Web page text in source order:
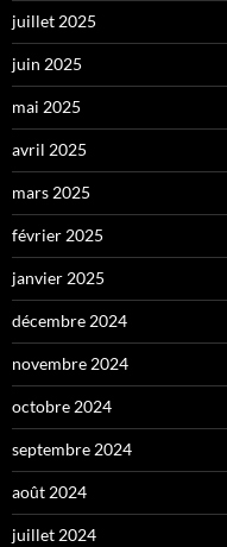
juillet 2025
juin 2025
mai 2025
avril 2025
mars 2025
février 2025
janvier 2025
décembre 2024
novembre 2024
octobre 2024
septembre 2024
août 2024
juillet 2024